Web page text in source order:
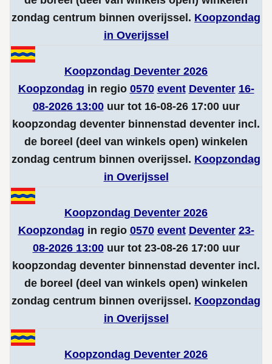
zondag centrum binnen overijssel. Koopzondag
in Overijssel
Koopzondag Deventer 2026
Koopzondag in regio 0570 event Deventer 16-
08-2026 13:00uur tot 16-08-26 17:00 uur
koopzondag deventer binnenstad deventer incl.
de boreel (deel van winkels open) winkelen
zondag centrum binnen overijssel. Koopzondag
in Overijssel
Koopzondag Deventer 2026
Koopzondag in regio 0570 event Deventer 23-
08-2026 13:00uur tot 23-08-26 17:00 uur
koopzondag deventer binnenstad deventer incl.
de boreel (deel van winkels open) winkelen
zondag centrum binnen overijssel. Koopzondag
in Overijssel
Koopzondag Deventer 2026